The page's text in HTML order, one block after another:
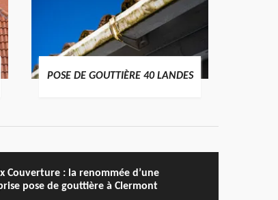
POSE DE GOUTTIÈRE 40 LANDES
Couverture : la renommée d’une
pose de gouttière à Clermont